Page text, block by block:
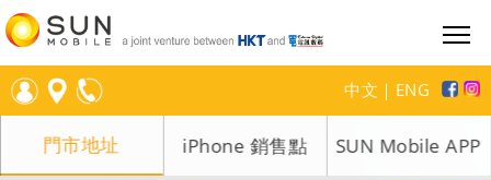
中文 ｜ ENG
門市地址 iPhone 銷售點 SUN Mobile APP